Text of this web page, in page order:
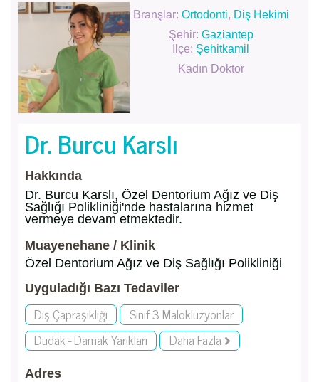
Branşlar: Ortodonti, Diş Hekimi
Şehir: Gaziantep
İlçe: Şehitkamil
Kadın Doktor
Dr. Burcu Karslı
Hakkında
Dr. Burcu Karslı, Özel Dentorium Ağız ve Diş
Sağlığı Polikliniği'nde hastalarına hizmet
vermeye devam etmektedir.
Muayenehane / Klinik
Özel Dentorium Ağız ve Diş Sağlığı Polikliniği
Uyguladığı Bazı Tedaviler
Diş Çapraşıklığı
Sınıf 3 Malokluzyonlar
Dudak - Damak Yarıkları
Daha Fazla
Adres